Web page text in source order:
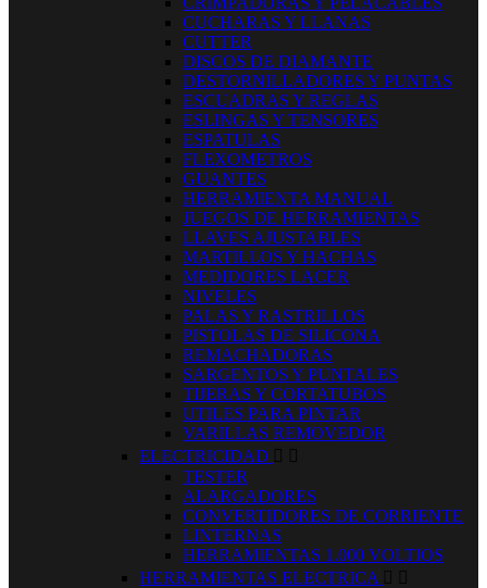
CUCHARAS Y LLANAS
CUTTER
DISCOS DE DIAMANTE
DESTORNILLADORES Y PUNTAS
ESCUADRAS Y REGLAS
ESLINGAS Y TENSORES
ESPATULAS
FLEXOMETROS
GUANTES
HERRAMIENTA MANUAL
JUEGOS DE HERRAMIENTAS
LLAVES AJUSTABLES
MARTILLOS Y HACHAS
MEDIDORES LACER
NIVELES
PALAS Y RASTRILLOS
PISTOLAS DE SILICONA
REMACHADORAS
SARGENTOS Y PUNTALES
TIJERAS Y CORTATUBOS
UTILES PARA PINTAR
VARILLAS REMOVEDOR
ELECTRICIDAD  
TESTER
ALARGADORES
CONVERTIDORES DE CORRIENTE
LINTERNAS
HERRAMIENTAS 1.000 VOLTIOS
HERRAMIENTAS ELECTRICA  